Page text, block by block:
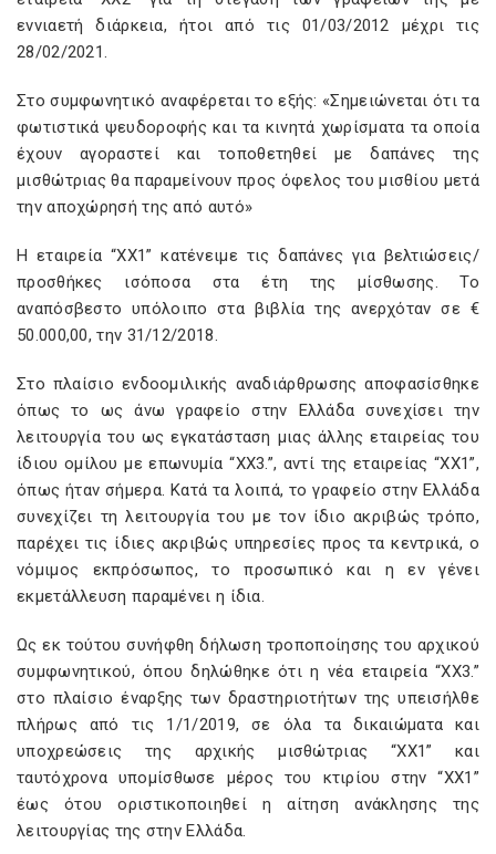
εννιαετή διάρκεια, ήτοι από τις 01/03/2012 μέχρι τις
28/02/2021.
Στο συμφωνητικό αναφέρεται το εξής: «Σημειώνεται ότι τα
φωτιστικά ψευδοροφής και τα κινητά χωρίσματα τα οποία
έχουν αγοραστεί και τοποθετηθεί με δαπάνες της
μισθώτριας θα παραμείνουν προς όφελος του μισθίου μετά
την αποχώρησή της από αυτό»
Η εταιρεία “XX1” κατένειμε τις δαπάνες για βελτιώσεις/
προσθήκες ισόποσα στα έτη της μίσθωσης. Το
αναπόσβεστο υπόλοιπο στα βιβλία της ανερχόταν σε €
50.000,00, την 31/12/2018.
Στο πλαίσιο ενδοομιλικής αναδιάρθρωσης αποφασίσθηκε
όπως το ως άνω γραφείο στην Ελλάδα συνεχίσει την
λειτουργία του ως εγκατάσταση μιας άλλης εταιρείας του
ίδιου ομίλου με επωνυμία “XX3.”, αντί της εταιρείας “XX1”,
όπως ήταν σήμερα. Κατά τα λοιπά, το γραφείο στην Ελλάδα
συνεχίζει τη λειτουργία του με τον ίδιο ακριβώς τρόπο,
παρέχει τις ίδιες ακριβώς υπηρεσίες προς τα κεντρικά, ο
νόμιμος εκπρόσωπος, το προσωπικό και η εν γένει
εκμετάλλευση παραμένει η ίδια.
Ως εκ τούτου συνήφθη δήλωση τροποποίησης του αρχικού
συμφωνητικού, όπου δηλώθηκε ότι η νέα εταιρεία “XX3.”
στο πλαίσιο έναρξης των δραστηριοτήτων της υπεισήλθε
πλήρως από τις 1/1/2019, σε όλα τα δικαιώματα και
υποχρεώσεις της αρχικής μισθώτριας “XX1” και
ταυτόχρονα υπομίσθωσε μέρος του κτιρίου στην “XX1”
έως ότου οριστικοποιηθεί η αίτηση ανάκλησης της
λειτουργίας της στην Ελλάδα.